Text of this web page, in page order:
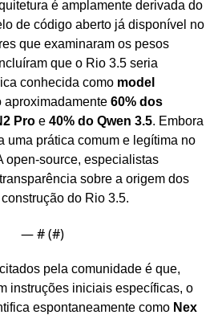
de código aberto já disponível no
que examinaram os pesos
que o Rio 3.5 seria
conhecida como model
aproximadamente 60% dos
Pro e 40% do Qwen 3.5. Embora
uma prática comum e legítima no
open-source, especialistas
sobre a origem dos
do Rio 3.5.
— # (#)
pela comunidade é que,
instruções iniciais específicas, o
espontaneamente como Nex